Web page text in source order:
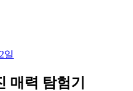
일
매력 탐험기